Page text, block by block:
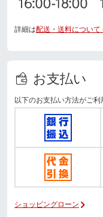
詳細は配送・送料について
お支払い
以下のお支払い方法がご利
ショッピングローン